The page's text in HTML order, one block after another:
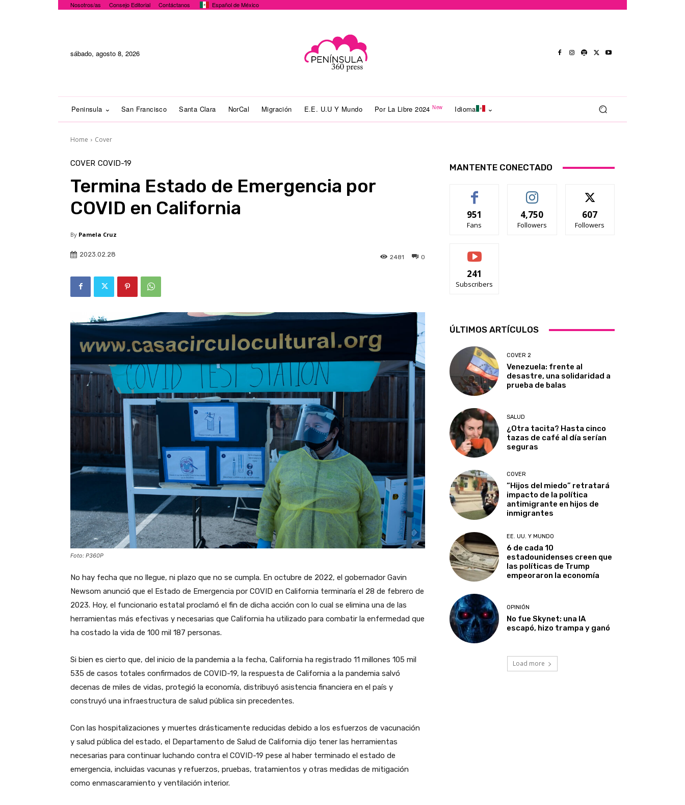
Nosotros/as Consejo Editorial Contáctanos Español de México
sábado, agosto 8, 2026
Peninsula San Francisco Santa Clara NorCal Migración E.E. U.U Y Mundo Por La Libre 2024New Idioma
Home Cover
COVER COVID-19
Termina Estado de Emergencia por
COVID en California
By Pamela Cruz
2023.02.28 0
2481
Foto: P360P
No hay fecha que no llegue, ni plazo que no se cumpla. En octubre de 2022, el gobernador Gavin
Newsom anunció que el Estado de Emergencia por COVID en California terminaría el 28 de febrero de
2023. Hoy, el funcionario estatal proclamó el fin de dicha acción con lo cual se elimina una de las
herramientas más efectivas y necesarias que California ha utilizado para combatir la enfermedad que
ha costado la vida de 100 mil 187 personas.
Si bien es cierto que, del inicio de la pandemia a la fecha, California ha registrado 11 millones 105 mil
535 de casos totales confirmados de COVID-19, la respuesta de California a la pandemia salvó
decenas de miles de vidas, protegió la economía, distribuyó asistencia financiera en el país y
construyó una infraestructura de salud pública sin precedentes.
Con las hospitalizaciones y muertes drásticamente reducidas debido a los esfuerzos de vacunación
y salud pública del estado, el Departamento de Salud de California dijo tener las herramientas
necesarias para continuar luchando contra el COVID-19 pese al haber terminado el estado de
emergencia, incluidas vacunas y refuerzos, pruebas, tratamientos y otras medidas de mitigación
como enmascaramiento y ventilación interior.
MANTENTE CONECTADO
951
Fans
4,750
Followers
607
Followers
241
Subscribers
ÚLTIMOS ARTÍCULOS
COVER 2
Venezuela: frente al
desastre, una solidaridad a
prueba de balas
SALUD
¿Otra tacita? Hasta cinco
tazas de café al día serían
seguras
COVER
“Hijos del miedo” retratará
impacto de la política
antimigrante en hijos de
inmigrantes
EE. UU. Y MUNDO
6 de cada 10
estadounidenses creen que
las políticas de Trump
empeoraron la economía
OPINIÓN
No fue Skynet: una IA
escapó, hizo trampa y ganó
Load more